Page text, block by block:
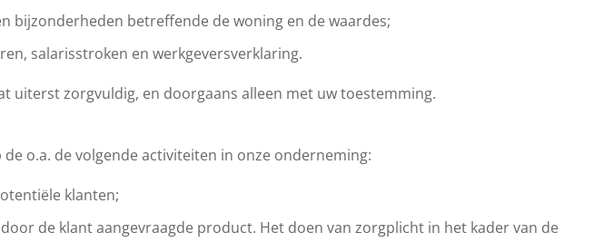
bijzonderheden betreffende de woning en de waardes;
salarisstroken en werkgeversverklaring.
uiterst zorgvuldig, en doorgaans alleen met uw toestemming.
o.a. de volgende activiteiten in onze onderneming:
klanten;
de klant aangevraagde product. Het doen van zorgplicht in het kader van de